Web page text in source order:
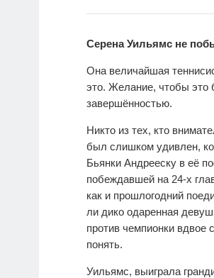
Серена Уильямс не
Она величайшая
это. Желание, чтобы это
завершённостью.
Никто из тех, кто
был слишком удивлен,
Бьянки Андрееску в её
побеждавшей на 24-х
как и прошлогодний
ли дико одаренная
против чемпионки вдвое
понять.
Уильямс, выиграла